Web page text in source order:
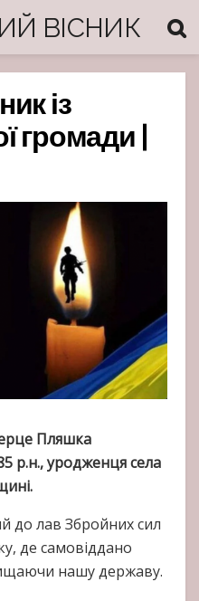
ВІСНИК
із
громади |
Пляшка
р.н., уродженця села
до лав Збройних сил
де самовіддано
нашу державу.